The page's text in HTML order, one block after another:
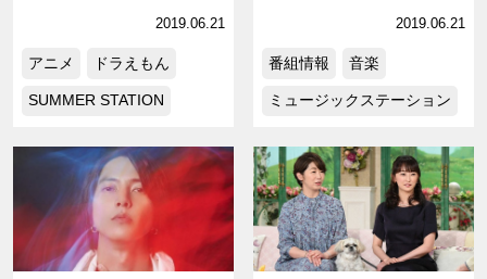
2019.06.21
アニメ ドラえもん
SUMMER STATION
2019.06.21
番組情報 音楽
ミュージックステーション